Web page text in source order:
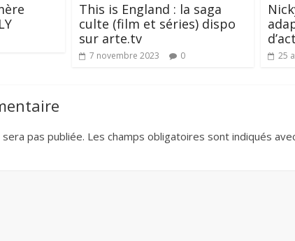
This is England : la saga
culte (film et séries) dispo
sur arte.tv
7 novembre 2023 0 25
pas publiée. Les champs obligatoires sont indiqués